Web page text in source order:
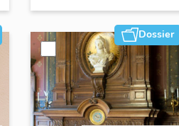
Dossier